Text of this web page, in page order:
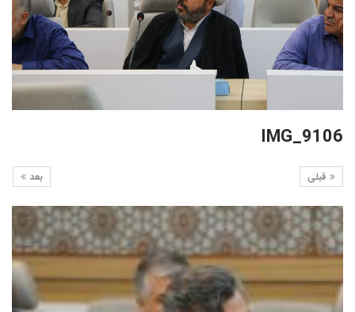
IMG_9106
بعد قبلی